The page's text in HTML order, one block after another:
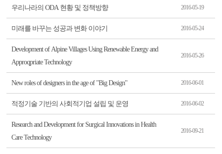
우리나라의 ODA 현황 및 정책방향 2016-05-19
미래를 바꾸는 성공과 변화 이야기 2016-05-24
Development of Alpine Villages Using Renewable Energy and
Approqpriate Technology
2016-05-26
New roles of designers in the age of "Big Design" 2016-06-01
적정기술 기반의 사회적기업 설립 및 운영 2016-06-02
Research and Development for Surgical Innovations in Health
Care Technology
2016-09-21